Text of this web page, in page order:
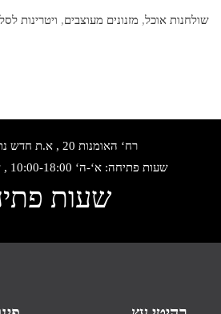
שולחנות אוכל, מזנונים מעוצבים, ויטרינות
רח‘ האומנות 20 , א.ת חדש נתניה, טלפון:
שעות פתיחה: א‘-ה‘ 10:00-18:00 , שישי: 9:00-14:00
שעות